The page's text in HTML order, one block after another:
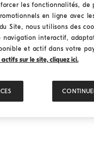
les fonctionnalités,
en ligne avec
Site, nous utilisons des
interactif,
et actif dans votre
sur le site, cliquez ici.